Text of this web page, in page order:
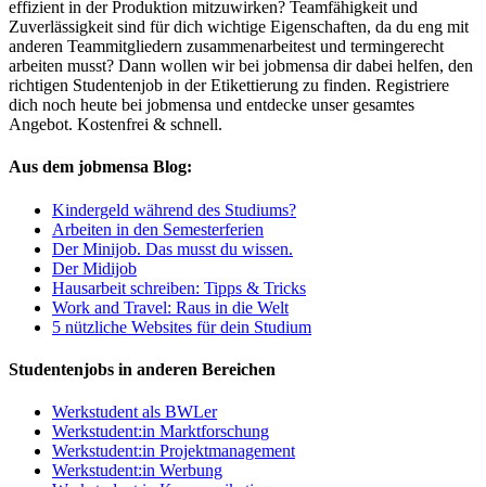
effizient in der Produktion mitzuwirken? Teamfähigkeit und
Zuverlässigkeit sind für dich wichtige Eigenschaften, da du eng mit
anderen Teammitgliedern zusammenarbeitest und termingerecht
arbeiten musst? Dann wollen wir bei jobmensa dir dabei helfen, den
richtigen Studentenjob in der Etikettierung zu finden. Registriere
dich noch heute bei jobmensa und entdecke unser gesamtes
Angebot. Kostenfrei & schnell.
Aus dem jobmensa Blog:
Kindergeld während des Studiums?
Arbeiten in den Semesterferien
Der Minijob. Das musst du wissen.
Der Midijob
Hausarbeit schreiben: Tipps & Tricks
Work and Travel: Raus in die Welt
5 nützliche Websites für dein Studium
Studentenjobs in anderen Bereichen
Werkstudent als BWLer
Werkstudent:in Marktforschung
Werkstudent:in Projektmanagement
Werkstudent:in Werbung